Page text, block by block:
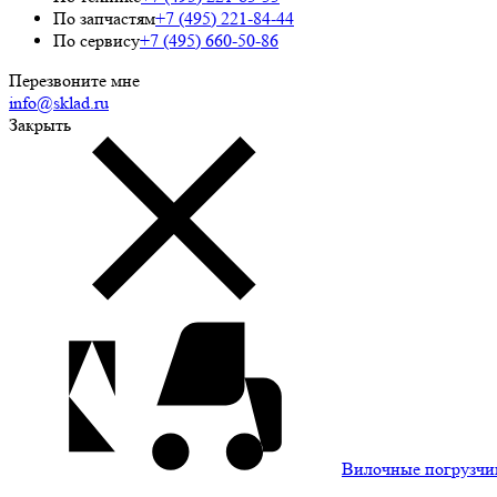
По запчастям+7 (495) 221-84-44
По сервису+7 (495) 660-50-86
Перезвоните мне
info@sklad.ru
Закрыть
Вилочные